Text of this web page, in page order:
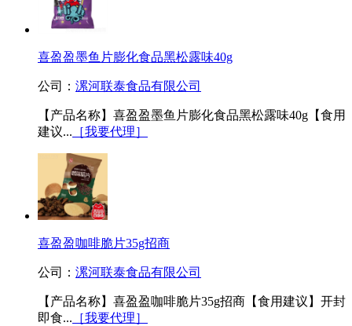
喜盈盈墨鱼片膨化食品黑松露味40g
公司： 漯河联泰食品有限公司
【产品名称】喜盈盈墨鱼片膨化食品黑松露味40g【食用
建议... ［我要代理］
喜盈盈咖啡脆片35g招商
公司： 漯河联泰食品有限公司
【产品名称】喜盈盈咖啡脆片35g招商【食用建议】开封
即食... ［我要代理］